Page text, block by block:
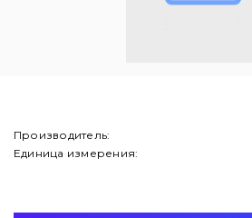
Производитель:
Единица измерения: